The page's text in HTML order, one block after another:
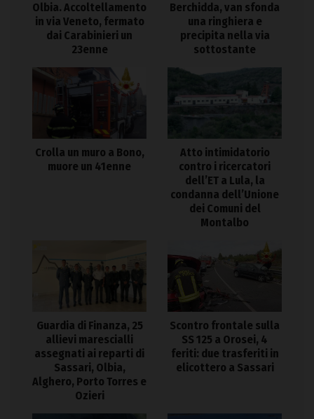
Olbia. Accoltellamento
in via Veneto, fermato
dai Carabinieri un
23enne
Berchidda, van sfonda
una ringhiera e
precipita nella via
sottostante
Crolla un muro a Bono,
muore un 41enne
Atto intimidatorio
contro i ricercatori
dell’ET a Lula, la
condanna dell’Unione
dei Comuni del
Montalbo
Guardia di Finanza, 25
allievi marescialli
assegnati ai reparti di
Sassari, Olbia,
Alghero, Porto Torres e
Ozieri
Scontro frontale sulla
SS 125 a Orosei, 4
feriti: due trasferiti in
elicottero a Sassari